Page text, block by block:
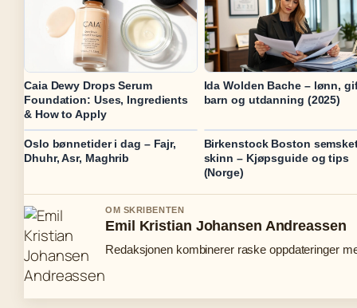
Caia Dewy Drops Serum
Foundation: Uses, Ingredients
& How to Apply
Ida Wolden Bache – lønn,
barn og utdanning (2025)
Oslo bønnetider i dag – Fajr,
Dhuhr, Asr, Maghrib
Birkenstock Boston
skinn – Kjøpsguide og tips
(Norge)
OM SKRIBENTEN
Emil Kristian Johansen Andreassen
Redaksjonen kombinerer raske oppdateringer